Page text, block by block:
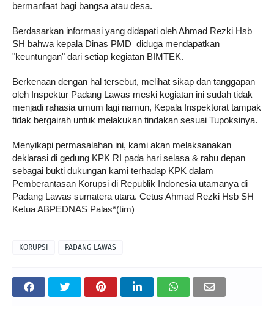
bermanfaat bagi bangsa atau desa.
Berdasarkan informasi yang didapati oleh Ahmad Rezki Hsb
SH bahwa kepala Dinas PMD diduga mendapatkan
"keuntungan" dari setiap kegiatan BIMTEK.
Berkenaan dengan hal tersebut, melihat sikap dan tanggapan
oleh Inspektur Padang Lawas meski kegiatan ini sudah tidak
menjadi rahasia umum lagi namun, Kepala Inspektorat tampak
tidak bergairah untuk melakukan tindakan sesuai Tupoksinya.
Menyikapi permasalahan ini, kami akan melaksanakan
deklarasi di gedung KPK RI pada hari selasa & rabu depan
sebagai bukti dukungan kami terhadap KPK dalam
Pemberantasan Korupsi di Republik Indonesia utamanya di
Padang Lawas sumatera utara. Cetus Ahmad Rezki Hsb SH
Ketua ABPEDNAS Palas*(tim)
KORUPSI PADANG LAWAS